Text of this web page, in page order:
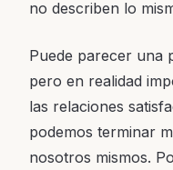
no describen lo
Puede parecer una
pero en realidad
las relaciones
podemos terminar
nosotros mismos.